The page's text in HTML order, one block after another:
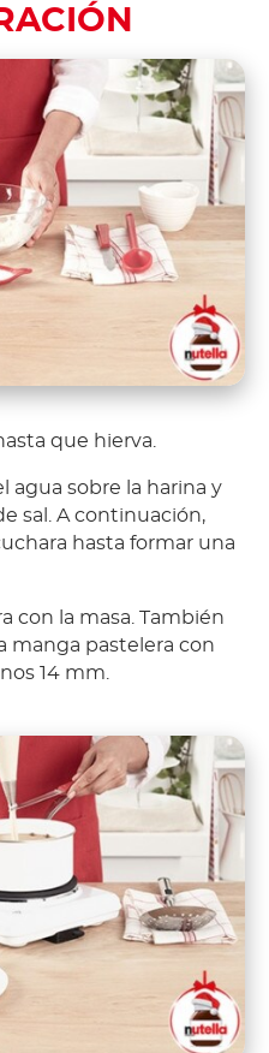
que hierva.
agua sobre la harina y
sal. A continuación,
hasta formar una
con la masa. También
manga pastelera con
14 mm.